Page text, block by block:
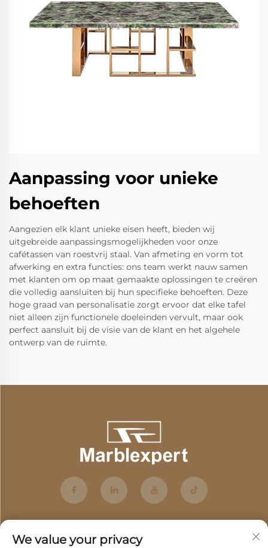
Aanpassing voor unieke
behoeften
Aangezien elk klant unieke eisen heeft, bieden wij
uitgebreide aanpassingsmogelijkheden voor onze
cafétassen van roestvrij staal. Van afmeting en vorm tot
afwerking en extra functies: ons team werkt nauw samen
met klanten om op maat gemaakte oplossingen te creëren
die volledig aansluiten bij hun specifieke behoeften. Deze
hoge graad van personalisatie zorgt ervoor dat elke tafel
niet alleen zijn functionele doeleinden vervult, maar ook
perfect aansluit bij de visie van de klant en het algehele
ontwerp van de ruimte.
We value your privacy